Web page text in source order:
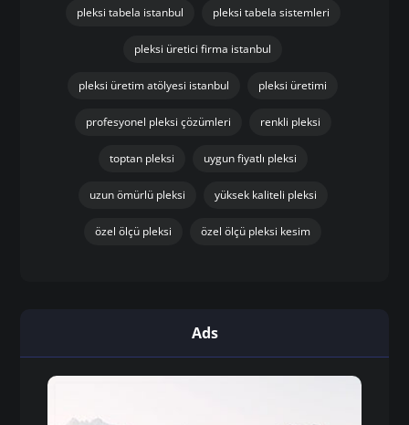
pleksi tabela istanbul pleksi tabela sistemleri
pleksi üretici firma istanbul
pleksi üretim atölyesi istanbul pleksi üretimi
profesyonel pleksi çözümleri renkli pleksi
toptan pleksi uygun fiyatlı pleksi
uzun ömürlü pleksi yüksek kaliteli pleksi
özel ölçü pleksi özel ölçü pleksi kesim
Ads